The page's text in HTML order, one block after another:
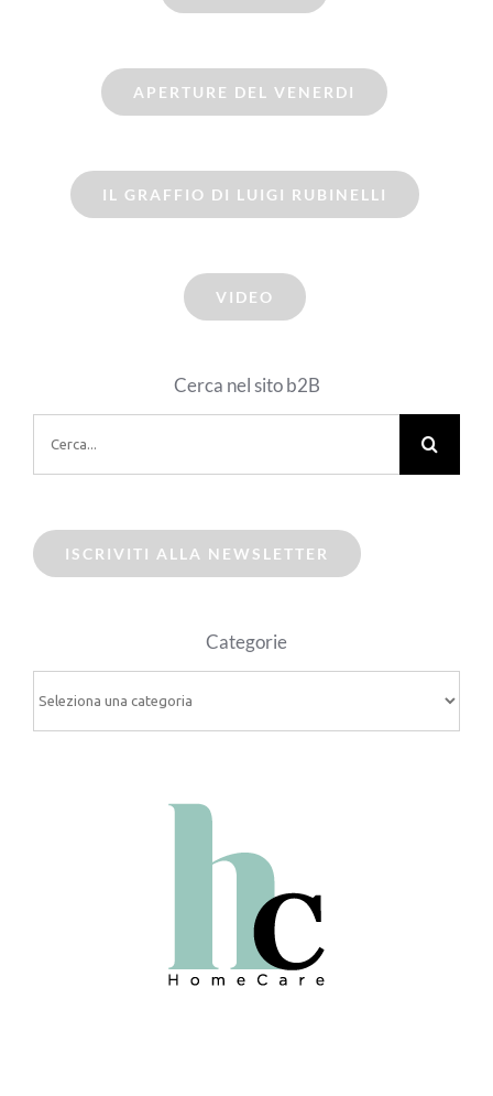
APERTURE DEL VENERDI
IL GRAFFIO DI LUIGI RUBINELLI
VIDEO
Cerca nel sito b2B
per:
ISCRIVITI ALLA NEWSLETTER
Categorie